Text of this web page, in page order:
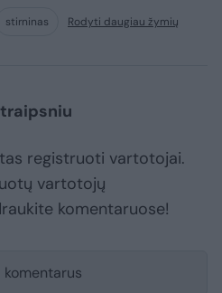
stirninas Rodyti daugiau žymių
registruoti vartotojai.
vartotojų
komentaruose!
komentarus